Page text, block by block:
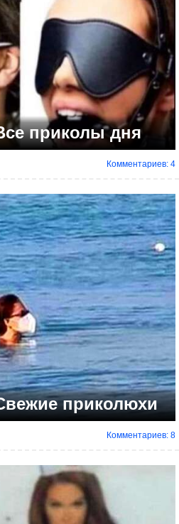
приколы дня
Комментариев: 4
приколюхи
Комментариев: 8